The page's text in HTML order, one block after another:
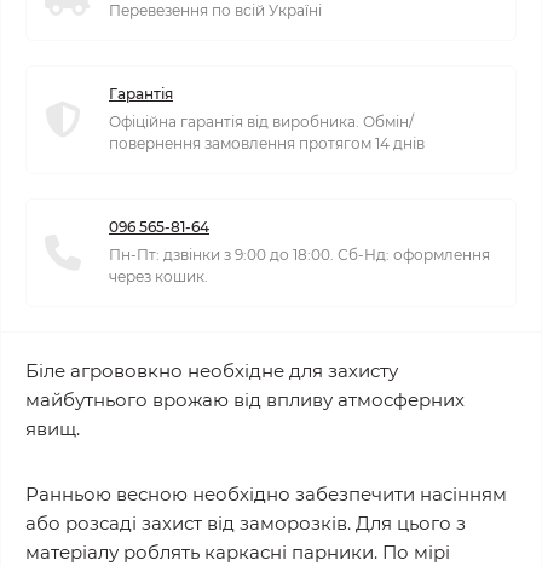
Перевезення по всій Україні
Гарантія
Офіційна гарантія від виробника. Обмін/
повернення замовлення протягом 14 днів
096 565-81-64
Пн-Пт: дзвінки з 9:00 до 18:00. Сб-Нд: оформлення
через кошик.
Біле агрововкно необхідне для захисту
майбутнього врожаю від впливу атмосферних
явищ.
Ранньою весною необхідно забезпечити насінням
або розсаді захист від заморозків. Для цього з
матеріалу роблять каркасні парники. По мірі